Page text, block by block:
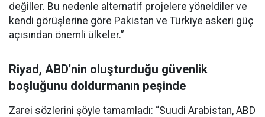
değiller. Bu nedenle alternatif projelere yöneldiler ve
kendi görüşlerine göre Pakistan ve Türkiye askeri güç
açısından önemli ülkeler.”
Riyad, ABD’nin oluşturduğu güvenlik
boşluğunu doldurmanın peşinde
Zarei sözlerini şöyle tamamladı: “Suudi Arabistan, ABD